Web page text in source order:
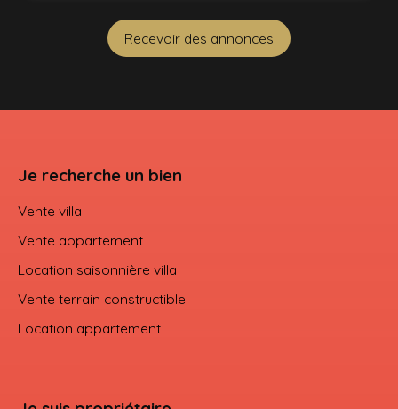
Recevoir des annonces
Je recherche un bien
Vente villa
Vente appartement
Location saisonnière villa
Vente terrain constructible
Location appartement